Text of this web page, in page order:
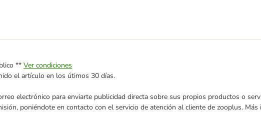
** Ver condiciones
el artículo en los útimos 30 días.
electrónico para enviarte publicidad directa sobre sus propios productos o
poniéndote en contacto con el servicio de atención al cliente de zooplus.